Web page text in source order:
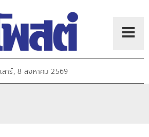
เสาร์, 8 สิงหาคม 2569